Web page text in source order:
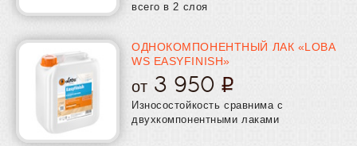
всего в 2 слоя
ОДНОКОМПОНЕНТНЫЙ ЛАК «LOBA
WS EASYFINISH»
от 3 950
Износостойкость сравнима с
двухкомпонентными лаками